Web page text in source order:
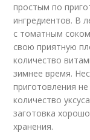
простым по
ингредиентов. В
с томатным
свою приятную
количество
зимнее время.
приготовления
количество
заготовка
хранения.